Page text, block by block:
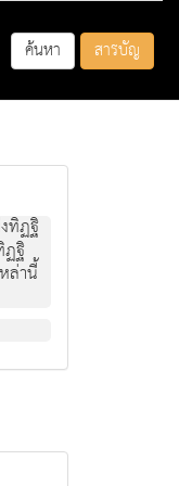
ค้นหา สารบัญ
ทิฏฐิ
ฏฐิ
ล่านี้